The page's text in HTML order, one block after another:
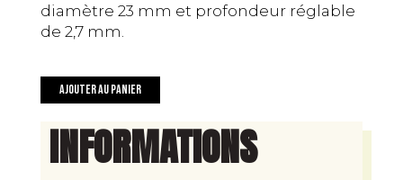
diamètre 23 mm et profondeur réglable
de 2,7 mm.
quantité
de
Coupe-
cigares
S.T.
Ajouter au panier
INFORMATIONS